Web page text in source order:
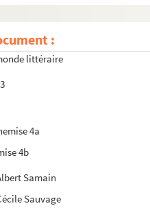
:
et historiques
littéraire
4a
4b
Samain
Sauvage